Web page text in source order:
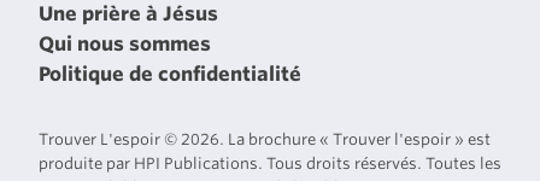
Une prière à Jésus
Qui nous sommes
Politique de confidentialité
Trouver L'espoir © 2026. La brochure « Trouver l'espoir » est
produite par HPI Publications. Tous droits réservés. Toutes les